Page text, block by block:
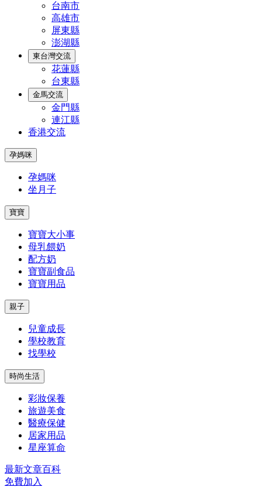
台南市
高雄市
屏東縣
澎湖縣
東台灣交流
花蓮縣
台東縣
金馬交流
金門縣
連江縣
香港交流
孕媽咪
孕媽咪
坐月子
寶寶
寶寶大小事
母乳餵奶
配方奶
寶寶副食品
寶寶用品
親子
兒童成長
學校教育
找學校
時尚生活
彩妝保養
旅遊美食
醫療保健
居家用品
星座算命
最新文章百科
免費加入